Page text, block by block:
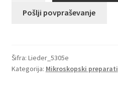
prikazane
količina
Pošlji povpraševanje
Šifra: Lieder_5305e
Kategorija: Mikroskopski preparati